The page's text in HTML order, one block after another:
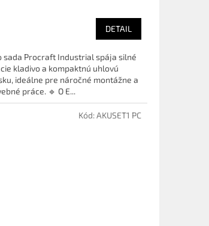
DETAIL
sada Procraft Industrial spája silné
kladivo a kompaktnú uhlovú
ideálne pre náročné montážne a
práce. 🔹 O E...
Kód:AKUSET1 PC